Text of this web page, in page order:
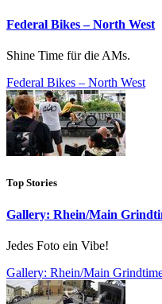
Federal Bikes – North West
Shine Time für die AMs.
Federal Bikes – North West
Top Stories
Gallery: Rhein/Main
Jedes Foto ein Vibe!
Gallery: Rhein/Main